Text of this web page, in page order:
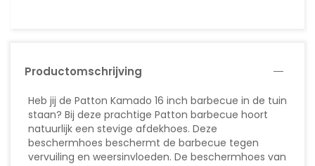
Productomschrijving
Heb jij de Patton Kamado 16 inch barbecue in de tuin
staan? Bij deze prachtige Patton barbecue hoort
natuurlijk een stevige afdekhoes. Deze
beschermhoes beschermt de barbecue tegen
vervuiling en weersinvloeden. De beschermhoes van